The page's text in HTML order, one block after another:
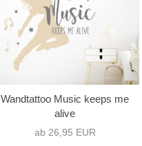
Wandtattoo Music keeps me
alive
ab 26,95 EUR